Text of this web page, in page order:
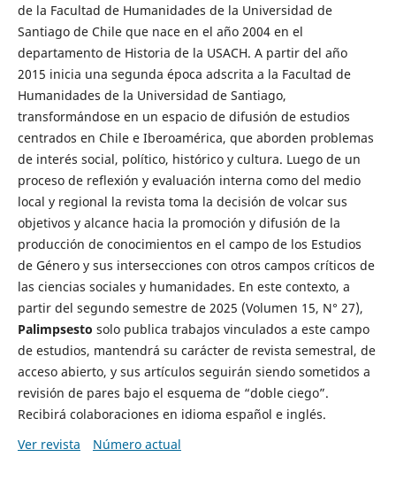
de la Facultad de Humanidades de la Universidad de
Santiago de Chile que nace en el año 2004 en el
departamento de Historia de la USACH. A partir del año
2015 inicia una segunda época adscrita a la Facultad de
Humanidades de la Universidad de Santiago,
transformándose en un espacio de difusión de estudios
centrados en Chile e Iberoamérica, que aborden problemas
de interés social, político, histórico y cultura. Luego de un
proceso de reflexión y evaluación interna como del medio
local y regional la revista toma la decisión de volcar sus
objetivos y alcance hacia la promoción y difusión de la
producción de conocimientos en el campo de los Estudios
de Género y sus intersecciones con otros campos críticos de
las ciencias sociales y humanidades. En este contexto, a
partir del segundo semestre de 2025 (Volumen 15, N° 27),
Palimpsesto solo publica trabajos vinculados a este campo
de estudios, mantendrá su carácter de revista semestral, de
acceso abierto, y sus artículos seguirán siendo sometidos a
revisión de pares bajo el esquema de “doble ciego”.
Recibirá colaboraciones en idioma español e inglés.
Ver revista
Número actual